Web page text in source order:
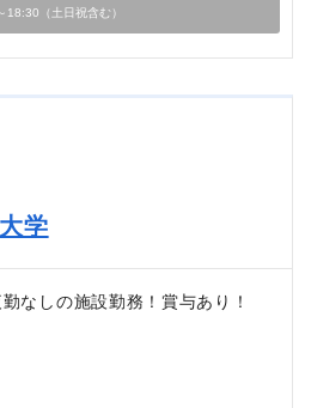
18:30（土日祝含む）
学
なしの施設勤務！賞与あり！